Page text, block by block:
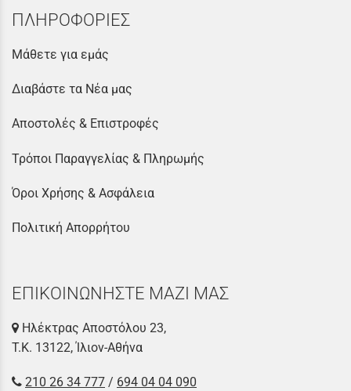
ΠΛΗΡΟΦΟΡΙΕΣ
Μάθετε για εμάς
Διαβάστε τα Νέα μας
Αποστολές & Επιστροφές
Τρόποι Παραγγελίας & Πληρωμής
Όροι Χρήσης & Ασφάλεια
Πολιτική Απορρήτου
ΕΠΙΚΟΙΝΩΝΗΣΤΕ ΜΑΖΙ ΜΑΣ
Ηλέκτρας Αποστόλου 23,
Τ.Κ. 13122, Ίλιον-Αθήνα
210 26 34 777 / 694 04 04 090